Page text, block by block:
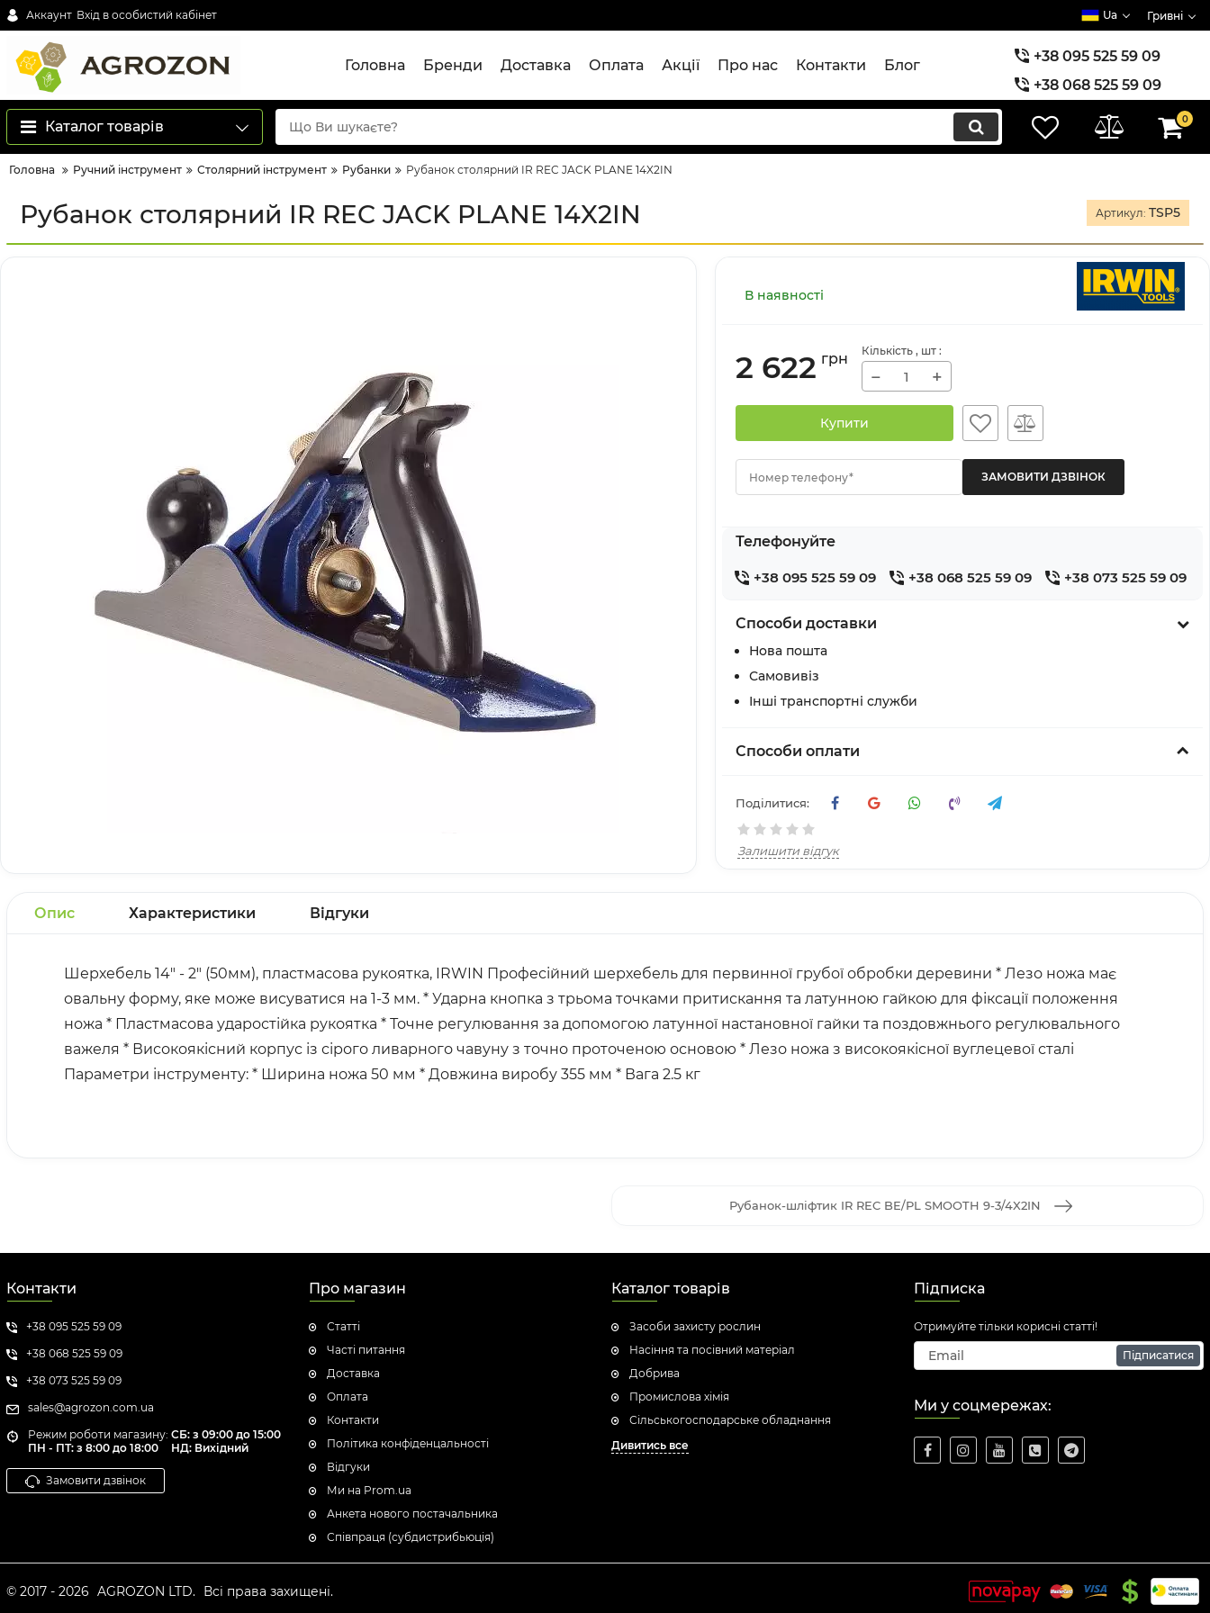
Аккаунт Вхід в особистий кабінет Ua Гривні
Головна Бренди Доставка Оплата Акції Про нас Контакти Блог
+38 095 525 59 09
+38 068 525 59 09
+38 073 525 59 09
Каталог товарів 0
Головна Ручний інструмент Столярний інструмент Рубанки Рубанок столярний IR REC JACK PLANE 14X2IN
Рубанок столярний IR REC JACK PLANE 14X2IN Артикул: TSP5
В наявності
2 622 грн Кількість , шт :
− +
Купити
Номер телефону*
Телефонуйте
+38 095 525 59 09 +38 068 525 59 09 +38 073 525 59 09
Способи доставки
Нова пошта
Самовивіз
Інші транспортні служби
Способи оплати
Поділитися:
Залишити відгук
Опис Характеристики Відгуки
Шерхебель 14" - 2" (50мм), пластмасова рукоятка, IRWIN Професійний шерхебель для первинної грубої обробки деревини * Лезо ножа має
овальну форму, яке може висуватися на 1-3 мм. * Ударна кнопка з трьома точками притискання та латунною гайкою для фіксації положення
ножа * Пластмасова ударостійка рукоятка * Точне регулювання за допомогою латунної настановної гайки та поздовжнього регулювального
важеля * Високоякісний корпус із сірого ливарного чавуну з точно проточеною основою * Лезо ножа з високоякісної вуглецевої сталі
Параметри інструменту: * Ширина ножа 50 мм * Довжина виробу 355 мм * Вага 2.5 кг
Рубанок-шліфтик IR REC BE/PL SMOOTH 9-3/4X2IN
Контакти
+38 095 525 59 09
+38 068 525 59 09
+38 073 525 59 09
sales@agrozon.com.ua
Режим роботи магазину:
ПН - ПТ: з 8:00 до 18:00
СБ: з 09:00 до 15:00
НД: Вихідний
Замовити дзвінок
Про магазин
Статті
Часті питання
Доставка
Оплата
Контакти
Політика конфіденцальності
Відгуки
Ми на Prom.ua
Анкета нового постачальника
Співпраця (субдистрибьюція)
Каталог товарів
Засоби захисту рослин
Насіння та посівний матеріал
Добрива
Промислова хімія
Сільськогосподарське обладнання
Дивитись все
Підписка
Отримуйте тільки корисні статті!
Підписатися
Ми у соцмережах:
© 2017 - 2026 AGROZON LTD. Всі права захищені.